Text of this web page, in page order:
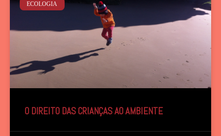
ECOLOGIA
O DIREITO DAS CRIANÇAS AO AMBIENTE